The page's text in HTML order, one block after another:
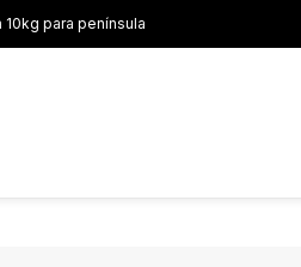
10kg para península